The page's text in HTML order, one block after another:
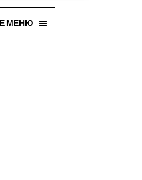
МЕНЮ